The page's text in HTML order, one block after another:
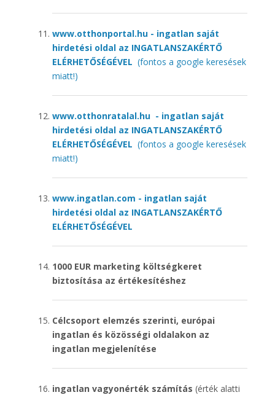
www.otthonportal.hu - ingatlan saját
hirdetési oldal az INGATLANSZAKÉRTŐ
ELÉRHETŐSÉGÉVEL (fontos a google keresések
miatt!)
www.otthonratalal.hu - ingatlan saját
hirdetési oldal az INGATLANSZAKÉRTŐ
ELÉRHETŐSÉGÉVEL (fontos a google keresések
miatt!)
www.ingatlan.com - ingatlan saját
hirdetési oldal az INGATLANSZAKÉRTŐ
ELÉRHETŐSÉGÉVEL
1000 EUR marketing költségkeret
biztosítása az értékesítéshez
Célcsoport elemzés szerinti, európai
ingatlan és közösségi oldalakon az
ingatlan megjelenítése
ingatlan vagyonérték számítás (érték alatti